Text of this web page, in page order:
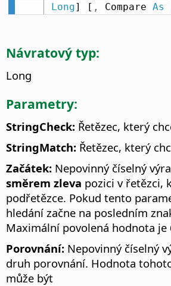
Long] [ , Compare As
Návratový typ:
Long
Parametry:
StringCheck: Řetězec, který
StringMatch: Řetězec, který
Začátek: Nepovinný číselný
směrem zleva pozici v řetězci,
podřetězce. Pokud tento
hledání začne na posledním
Maximální povolená hodnota je
Porovnání: Nepovinný číselný
druh porovnání. Hodnota
může být